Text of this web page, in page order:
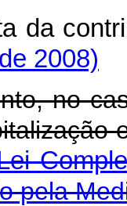
da
2008)
no
pela